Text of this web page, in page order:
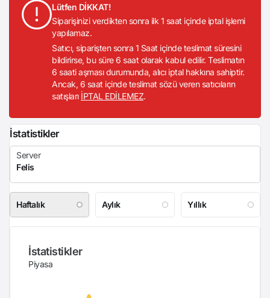
Lütfen DİKKAT!
Siparişinizi verdikten sonra ilk 1 saat içinde iptal işlemi
yapılamaz.
Satıcı, siparişten sonra 1 Saat içinde teslimat süresini
bildirirse, bu süre 6 saat olarak kabul edilir. Teslimatın
6 saati aşması durumunda, alıcı iptal hakkına sahiptir.
Ancak, 6 saat içinde teslimat sözü veren satıcıların
satışları İPTAL EDİLEMEZ.
İstatistikler
Haftalık Aylık Yıllık
İstatistikler
Piyasa